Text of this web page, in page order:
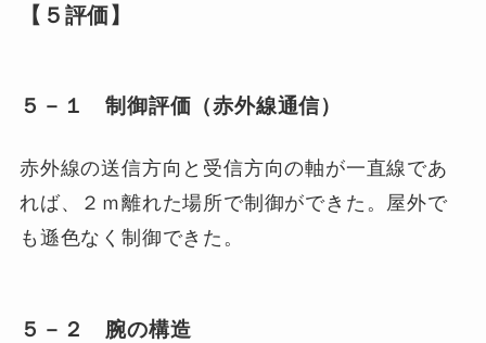
【５評価】
５－１ 制御評価（赤外線通信）
赤外線の送信方向と受信方向の軸が一直線であ
れば、２ｍ離れた場所で制御ができた。屋外で
も遜色なく制御できた。
５－２ 腕の構造